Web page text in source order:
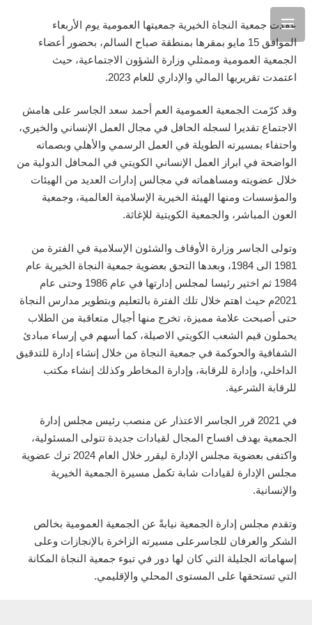
عقدت جمعية النجاة الخيرية جمعيتها العمومية يوم الأربعاء
الموافق 15 مايو بمقرها بمنطقة صباح السالم، بحضور أعضاء
الجمعية العمومية وممثلي وزارة الشؤون الاجتماعية، حيث
اعتمدت تقريريها المالي والإداري للعام 2023.
وقد كرّمت الجمعية العمومية العم أحمد سعد الجاسر على هامش
الاجتماع تقديرا لسجله الحافل في مجال العمل الإنساني والخيري،
واحتفاء بمسيرته الطويلة في العمل الرسمي والأهلي وبصماته
الواضحة في ابراز العمل الإنساني الكويتي في المحافل الدولية من
خلال عضويته ومساهماته في مجالس إدارات العديد من الهيئات
والمؤسسات ومنها الهيئة الخيرية الإسلامية العالمية، وجمعية
العون المباشر، والجمعية الكويتية للإغاثة.
وتولى الجاسر وزارة الأوقاف والشئون الإسلامية في الفترة من
1981 الى 1984، وبعدها التحق بعضوية جمعية النجاة الخيرية عام
1984 ثم اختير رئيسا لمجلس إدارتها في عام 1986 وحتى عام
2021م حيث اهتم خلال تلك الفترة بالتعليم وبتطوير مدارس النجاة
حتى أصبحت علامة مميزة، تخرج منها أجيال متعاقبة من الطلاب
يحملون قيم الشعب الكويتي الاصيلة، كما أسهم في إرساء مبادئ
الشفافية والحوكمة في جمعية النجاة من خلال إنشاء إدارة للتدقيق
الداخلي، وإدارة للرقابة، وإدارة المخاطر وكذلك إنشاء مكتب
للرقابة الشرعية.
في 2021 قرر الجاسر الاعتذار عن منصب رئيس مجلس إدارة
الجمعية بهدف افساح المجال لقيادات جديدة تتولى المسئولية،
واكتفى بعضوية مجلس الإدارة ليقرر خلال العام 2024 ترك عضوية
مجلس الإدارة لقيادات شابة تكمل مسيرة الجمعية الخيرية
والإنسانية.
وتقدم مجلس إدارة الجمعية نيابةً عن الجمعية العمومية بخالص
الشكر والعرفان للجاسرعلى مسيرته الزاخرة بالإنجازات وعلى
إسهاماته الجليلة التي كان لها دور في تبوء جمعية النجاة المكانة
التي تستحقها على المستوى المحلي والإقليمي.